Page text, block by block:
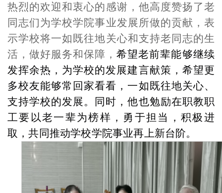
热烈的欢迎和衷心的感谢 ， 他高度赞扬了老
同志们为学校学院事业发展所做的贡献，表
示学校将一如既往地关心和支持老同志的生
活 ， 做好服务和保障， 希望老前辈能够继续
发挥余热，为学校的发展建言献策 ， 希望更
多校友能够常回家看看，一如既往地关心、
支持学校的发展。同时，他也勉励在职教职
工要以老一辈为榜样，勇于担当，积极进
取，共同推动学校学院事业再上新台阶。